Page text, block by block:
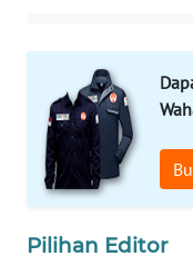
Pilihan Editor
LISTRIK
MASYARAKAT
KELISTRIKAN
WALINKI